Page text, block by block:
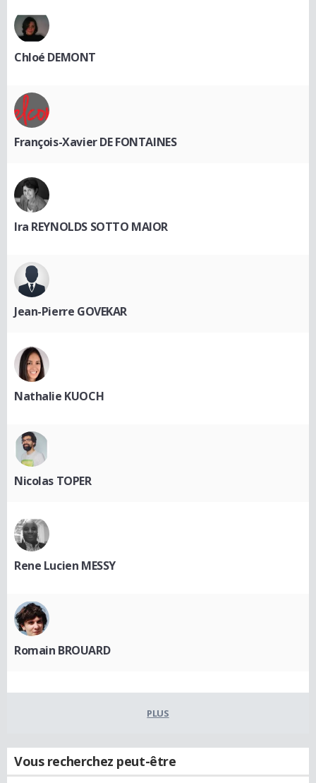
Chloé DEMONT
François-Xavier DE FONTAINES
Ira REYNOLDS SOTTO MAIOR
Jean-Pierre GOVEKAR
Nathalie KUOCH
Nicolas TOPER
Rene Lucien MESSY
Romain BROUARD
PLUS
Vous recherchez peut-être